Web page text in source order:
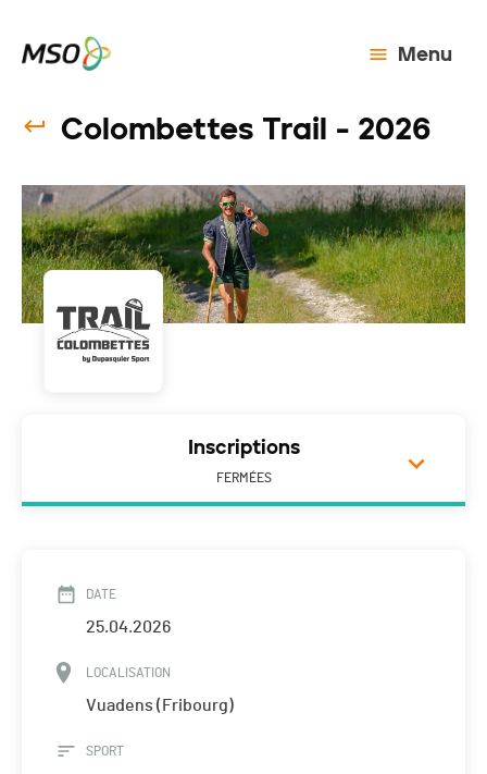
Menu
Colombettes Trail - 2026
Inscriptions
FERMÉES
DATE
25.04.2026
LOCALISATION
Vuadens (Fribourg)
SPORT